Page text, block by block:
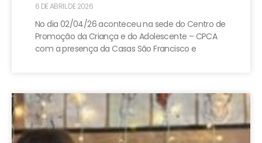
6 DE ABRIL DE 2026
No dia 02/04/26 aconteceu na sede do Centro de
Promoção da Criança e do Adolescente – CPCA
com a presença da Casas São Francisco e